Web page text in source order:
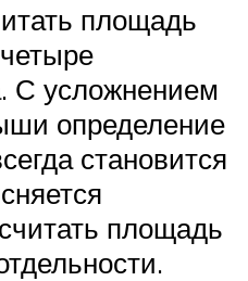
площадь
С усложнением
определение
становится
площадь